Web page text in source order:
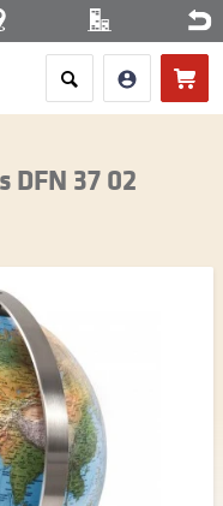
37 02